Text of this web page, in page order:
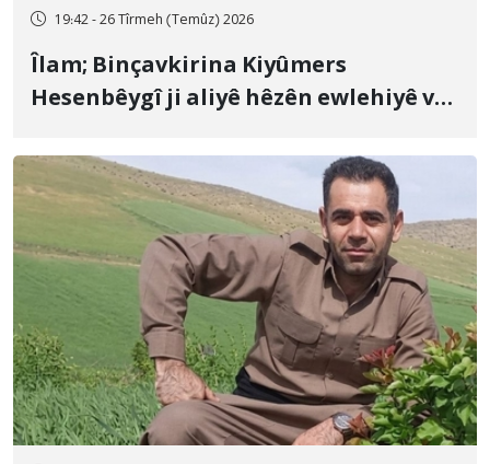
19:42 - 26 Tîrmeh (Temûz) 2026
Îlam; Binçavkirina Kiyûmers
Hesenbêygî ji aliyê hêzên ewlehiyê ve